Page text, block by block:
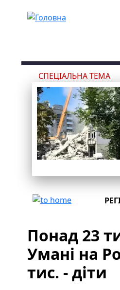
СПЕЦІАЛЬНА ТЕМА
Понад 23
Умані на
тис. - діти